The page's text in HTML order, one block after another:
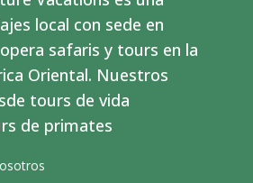
local con sede en
safaris y tours en la
Oriental. Nuestros
tours de vida
de primates